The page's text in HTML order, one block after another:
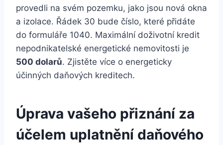
provedli na svém pozemku, jako jsou nová okna
a izolace. Řádek 30 bude číslo, které přidáte
do formuláře 1040. Maximální doživotní kredit
nepodnikatelské energetické nemovitosti je
500 dolarů. Zjistěte více o energeticky
účinných daňových kreditech.
Úprava vašeho přiznání za
účelem uplatnění daňového